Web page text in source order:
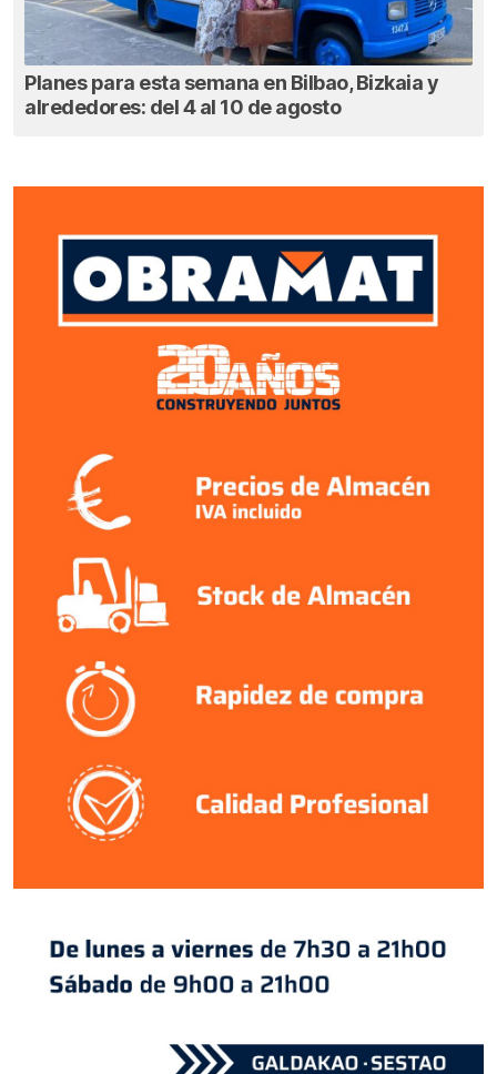
Planes para esta semana en Bilbao, Bizkaia y
alrededores: del 4 al 10 de agosto